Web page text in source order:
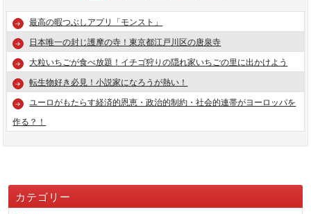
最高の暇つぶしアプリ「モンスト」
日本唯一の封じ護摩の寺！東京都江戸川区の唐泉寺
大粒いちごが食べ放題！イチゴ狩りの隠れ家いちごの里に出かけよう
転生物好き必見！小説家になろうが熱い！
ユーロがもたらす経済的恩恵・政治的制約・社会的連帯がヨーロッパを
作る？！
カテゴリー